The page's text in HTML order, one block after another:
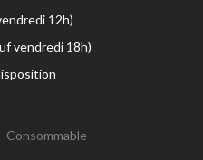
12h)
vendredi 18h)
Consommable